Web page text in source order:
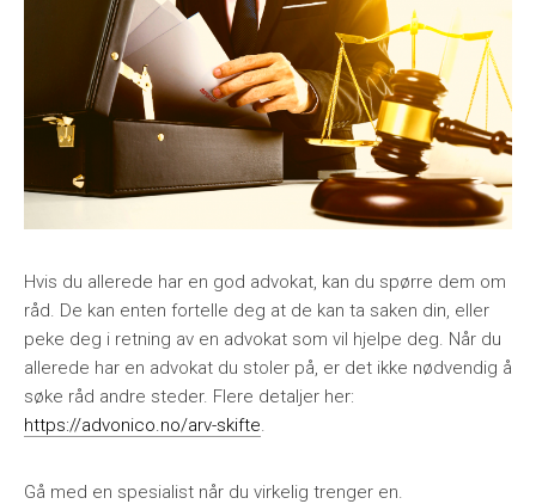
Hvis du allerede har en god advokat, kan du spørre dem om
råd. De kan enten fortelle deg at de kan ta saken din, eller
peke deg i retning av en advokat som vil hjelpe deg. Når du
allerede har en advokat du stoler på, er det ikke nødvendig å
søke råd andre steder. Flere detaljer her:
https://advonico.no/arv-skifte.
Gå med en spesialist når du virkelig trenger en.